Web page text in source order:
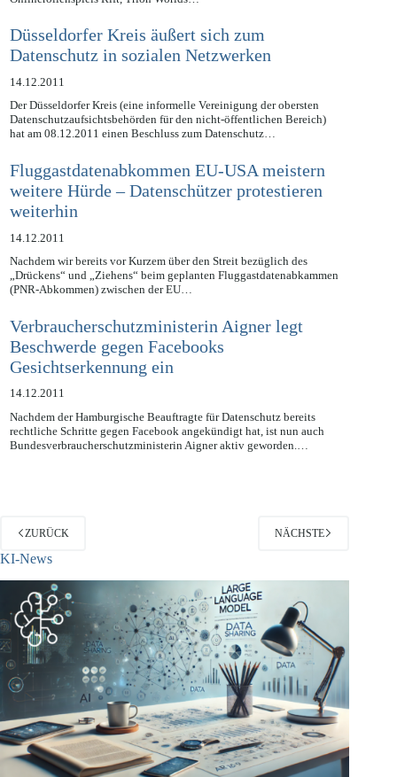
Angriffe eingestehen mussten, hat nun auch der Betreiber des
Düsseldorfer Kreis äußert sich zum
Datenschutz in sozialen Netzwerken
14.12.2011
Der Düsseldorfer Kreis (eine informelle Vereinigung der obersten
Datenschutzaufsichtsbehörden für den nicht-öffentlichen Bereich)
Fluggastdatenabkommen EU-USA meistern
weitere Hürde – Datenschützer protestieren
weiterhin
14.12.2011
Nachdem wir bereits vor Kurzem über den Streit bezüglich des
„Drückens“ und „Ziehens“ beim geplanten Fluggastdatenabkammen
Verbraucherschutzministerin Aigner legt
Beschwerde gegen Facebooks
Gesichtserkennung ein
14.12.2011
Nachdem der Hamburgische Beauftragte für Datenschutz bereits
rechtliche Schritte gegen Facebook angekündigt hat, ist nun auch
ZURÜCK
KI-News